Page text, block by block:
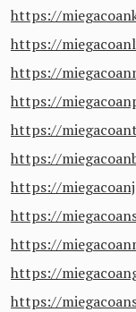
https://
https://
https://
https://
https://
https://
https://
https://
https://
https://
https://